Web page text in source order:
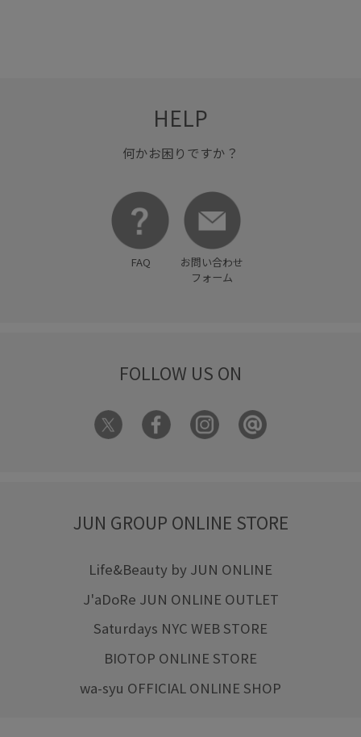
HELP
何かお困りですか？
FAQ
お問い合わせ
フォーム
FOLLOW US ON
JUN GROUP ONLINE STORE
Life&Beauty by JUN ONLINE
J'aDoRe JUN ONLINE OUTLET
Saturdays NYC WEB STORE
BIOTOP ONLINE STORE
wa-syu OFFICIAL ONLINE SHOP